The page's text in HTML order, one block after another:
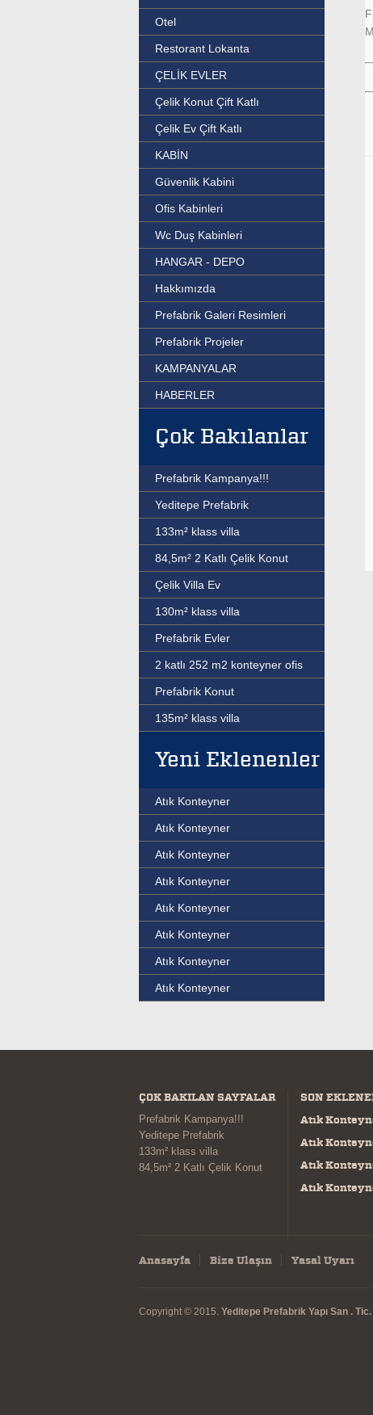
Otel
Restorant Lokanta
ÇELİK EVLER
Çelik Konut Çift Katlı
Çelik Ev Çift Katlı
KABİN
Güvenlik Kabini
Ofis Kabinleri
Wc Duş Kabinleri
HANGAR - DEPO
Hakkımızda
Prefabrik Galeri Resimleri
Prefabrik Projeler
KAMPANYALAR
HABERLER
Çok Bakılanlar
Prefabrik Kampanya!!!
Yeditepe Prefabrik
133m² klass villa
84,5m² 2 Katlı Çelik Konut
Çelik Villa Ev
130m² klass villa
Prefabrik Evler
2 katlı 252 m2 konteyner ofis
Prefabrik Konut
135m² klass villa
Yeni Eklenenler
Atık Konteyner
Atık Konteyner
Atık Konteyner
Atık Konteyner
Atık Konteyner
Atık Konteyner
Atık Konteyner
Atık Konteyner
ÇOK BAKILAN SAYFALAR
Prefabrik Kampanya!!!
Yeditepe Prefabrik
133m² klass villa
84,5m² 2 Katlı Çelik Konut
SON
Atık
Atık
Atık
Atık
Anasayfa Bize Ulaşın Yasal Uyarı
Copyright © 2015. Yeditepe Prefabrik Yapı San .